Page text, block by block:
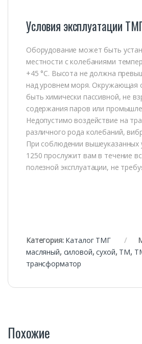
Условия эксплуатации
Оборудование может быть
местности с колебаниями
+45 °С. Высота не должна
над уровнем моря. Окружающая
быть химически пассивной, не
содержания паров или
Недопустимо воздействие на
различного рода колебаний,
При соблюдении
1250 прослужит вам в течение
полезной эксплуатации, не
Категория: Каталог ТМГ
масляный, силовой,сухой, ТМ,
трансформатор
Похожие